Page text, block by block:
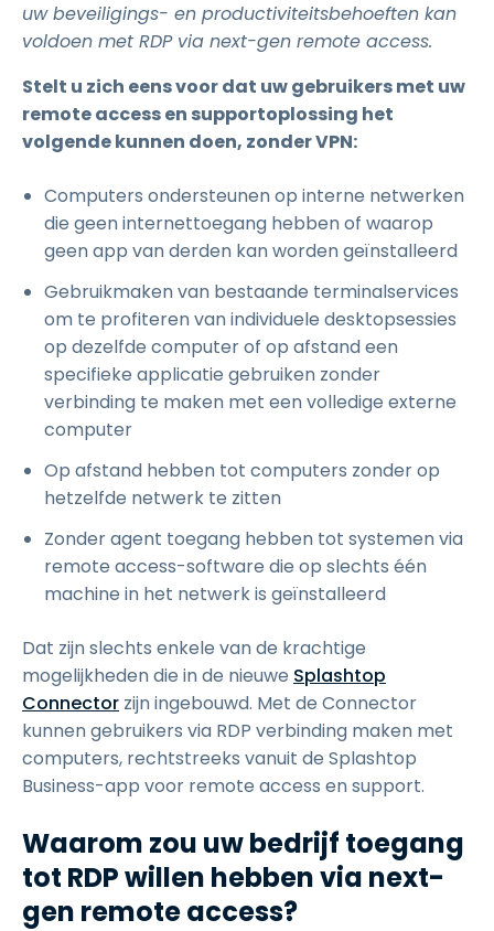
uw beveiligings- en productiviteitsbehoeften kan
voldoen met RDP via next-gen remote access.
Stelt u zich eens voor dat uw gebruikers met uw
remote access en supportoplossing het
volgende kunnen doen, zonder VPN:
Computers ondersteunen op interne netwerken
die geen internettoegang hebben of waarop
geen app van derden kan worden geïnstalleerd
Gebruikmaken van bestaande terminalservices
om te profiteren van individuele desktopsessies
op dezelfde computer of op afstand een
specifieke applicatie gebruiken zonder
verbinding te maken met een volledige externe
computer
Op afstand hebben tot computers zonder op
hetzelfde netwerk te zitten
Zonder agent toegang hebben tot systemen via
remote access-software die op slechts één
machine in het netwerk is geïnstalleerd
Dat zijn slechts enkele van de krachtige
mogelijkheden die in de nieuwe Splashtop
Connector zijn ingebouwd. Met de Connector
kunnen gebruikers via RDP verbinding maken met
computers, rechtstreeks vanuit de Splashtop
Business-app voor remote access en support.
Waarom zou uw bedrijf toegang
tot RDP willen hebben via next-
gen remote access?